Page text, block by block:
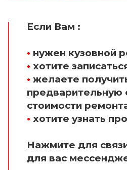
Если Вам :
• нужен кузовной
• хотите
• желаете
предварительную
стоимости
• хотите узнать
Нажмите для
для вас